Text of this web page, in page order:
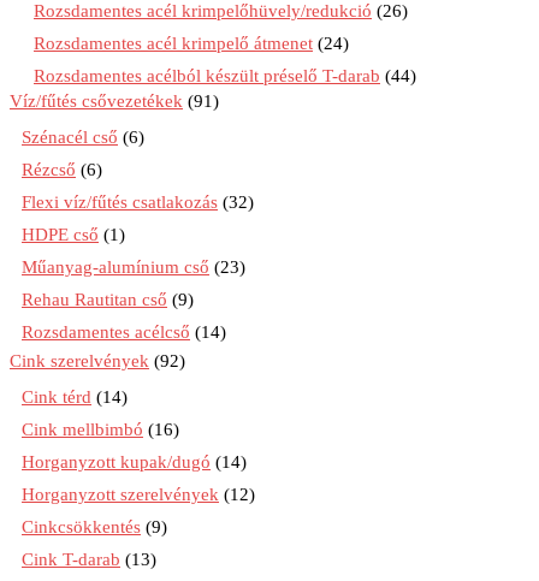
Rozsdamentes acél krimpelőhüvely/redukció (26)
Rozsdamentes acél krimpelő átmenet (24)
Rozsdamentes acélból készült préselő T-darab (44)
Víz/fűtés csővezetékek (91)
Szénacél cső (6)
Rézcső (6)
Flexi víz/fűtés csatlakozás (32)
HDPE cső (1)
Műanyag-alumínium cső (23)
Rehau Rautitan cső (9)
Rozsdamentes acélcső (14)
Cink szerelvények (92)
Cink térd (14)
Cink mellbimbó (16)
Horganyzott kupak/dugó (14)
Horganyzott szerelvények (12)
Cinkcsökkentés (9)
Cink T-darab (13)